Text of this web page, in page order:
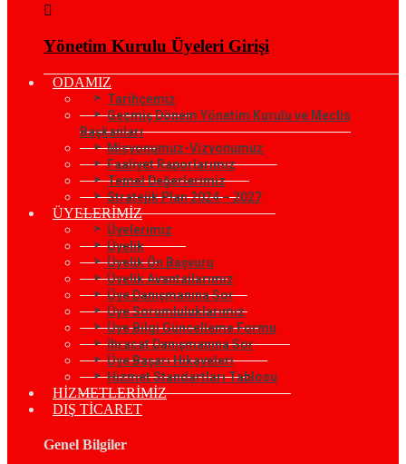
Yönetim Kurulu Üyeleri Girişi
ODAMIZ
Tarihçemiz
Geçmiş Dönem Yönetim Kurulu ve Meclis
Başkanları
Misyonumuz-Vizyonumuz
Faaliyet Raporlarımız
Temel Değerlerimiz
Stratejik Plan 2024 – 2027
ÜYELERİMİZ
Üyelerimiz
Üyelik
Üyelik Ön Başvuru
Üyelik Avantajlarımız
Üye Danışmanına Sor
Üye Sorumluluklarımız
Üye Bilgi Güncelleme Formu
İhracat Danışmanına Sor
Üye Başarı Hikayeleri
Hizmet Standartları Tablosu
HİZMETLERİMİZ
DIŞ TİCARET
Genel Bilgiler